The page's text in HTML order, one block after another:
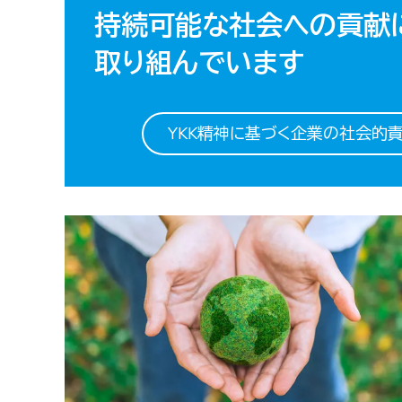
持続可能な社会への貢献
取り組んでいます
YKK精神に基づく企業の社会的